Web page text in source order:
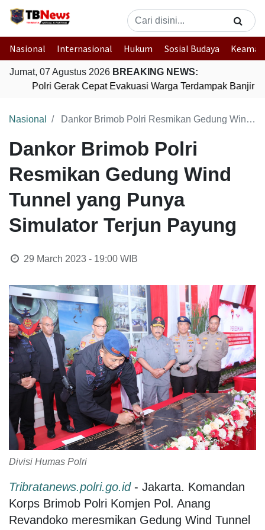
Nasional Internasional Hukum Sosial Budaya
Jumat, 07 Agustus 2026 BREAKING NEWS:
Polri Gerak Cepat Evakuasi Warga Terdampak Banjir di
Nasional Dankor Brimob Polri Resmikan Gedung Wind Tunnel yang Punya Simulator Terjun Payung
Dankor Brimob Polri
Resmikan Gedung Wind
Tunnel yang Punya
Simulator Terjun Payung
29 March 2023 - 19:00WIB
Divisi Humas Polri
Tribratanews.polri.go.id- Jakarta. Komandan
Korps Brimob Polri Komjen Pol. Anang
Revandoko meresmikan Gedung Wind Tunnel